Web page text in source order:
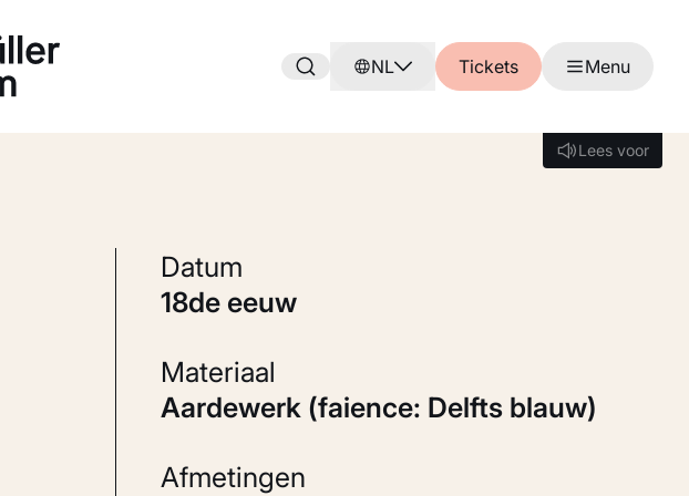
NL Tickets Menu
Lees voor
Lees voor
Datum
18de eeuw
Materiaal
Aardewerk (faience: Delfts blauw)
Afmetingen